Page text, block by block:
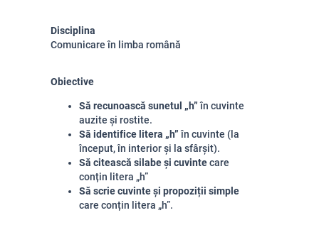
Disciplina
Comunicare în limba română
Obiective
Să recunoască sunetul „h”în cuvinte
auzite și rostite.
Să identifice litera „h”în cuvinte (la
început, în interior și la sfârșit).
Să citească silabe și cuvintecare
conțin litera „h”
Să scrie cuvinte și propoziții simple
care conțin litera „h”.